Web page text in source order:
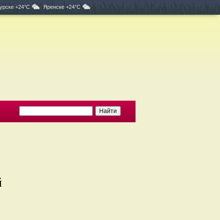
+24°C Яренске +24°C